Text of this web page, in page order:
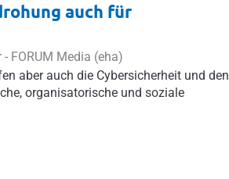
auch für
- FORUM Media (eha)
aber auch die Cybersicherheit und den
organisatorische und soziale